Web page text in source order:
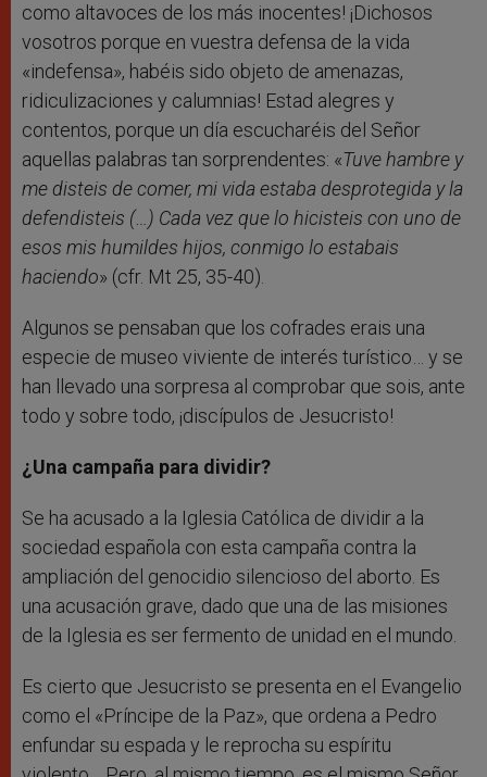
como altavoces de los más inocentes! ¡Dichosos
vosotros porque en vuestra defensa de la vida
«indefensa», habéis sido objeto de amenazas,
ridiculizaciones y calumnias! Estad alegres y
contentos, porque un día escucharéis del Señor
aquellas palabras tan sorprendentes: «Tuve hambre y
me disteis de comer, mi vida estaba desprotegida y la
defendisteis (…) Cada vez que lo hicisteis con uno de
esos mis humildes hijos, conmigo lo estabais
haciendo» (cfr. Mt 25, 35-40).
Algunos se pensaban que los cofrades erais una
especie de museo viviente de interés turístico… y se
han llevado una sorpresa al comprobar que sois, ante
todo y sobre todo, ¡discípulos de Jesucristo!
¿Una campaña para dividir?
Se ha acusado a la Iglesia Católica de dividir a la
sociedad española con esta campaña contra la
ampliación del genocidio silencioso del aborto. Es
una acusación grave, dado que una de las misiones
de la Iglesia es ser fermento de unidad en el mundo.
Es cierto que Jesucristo se presenta en el Evangelio
como el «Príncipe de la Paz», que ordena a Pedro
enfundar su espada y le reprocha su espíritu